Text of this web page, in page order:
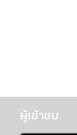
ผู้เข้าชม